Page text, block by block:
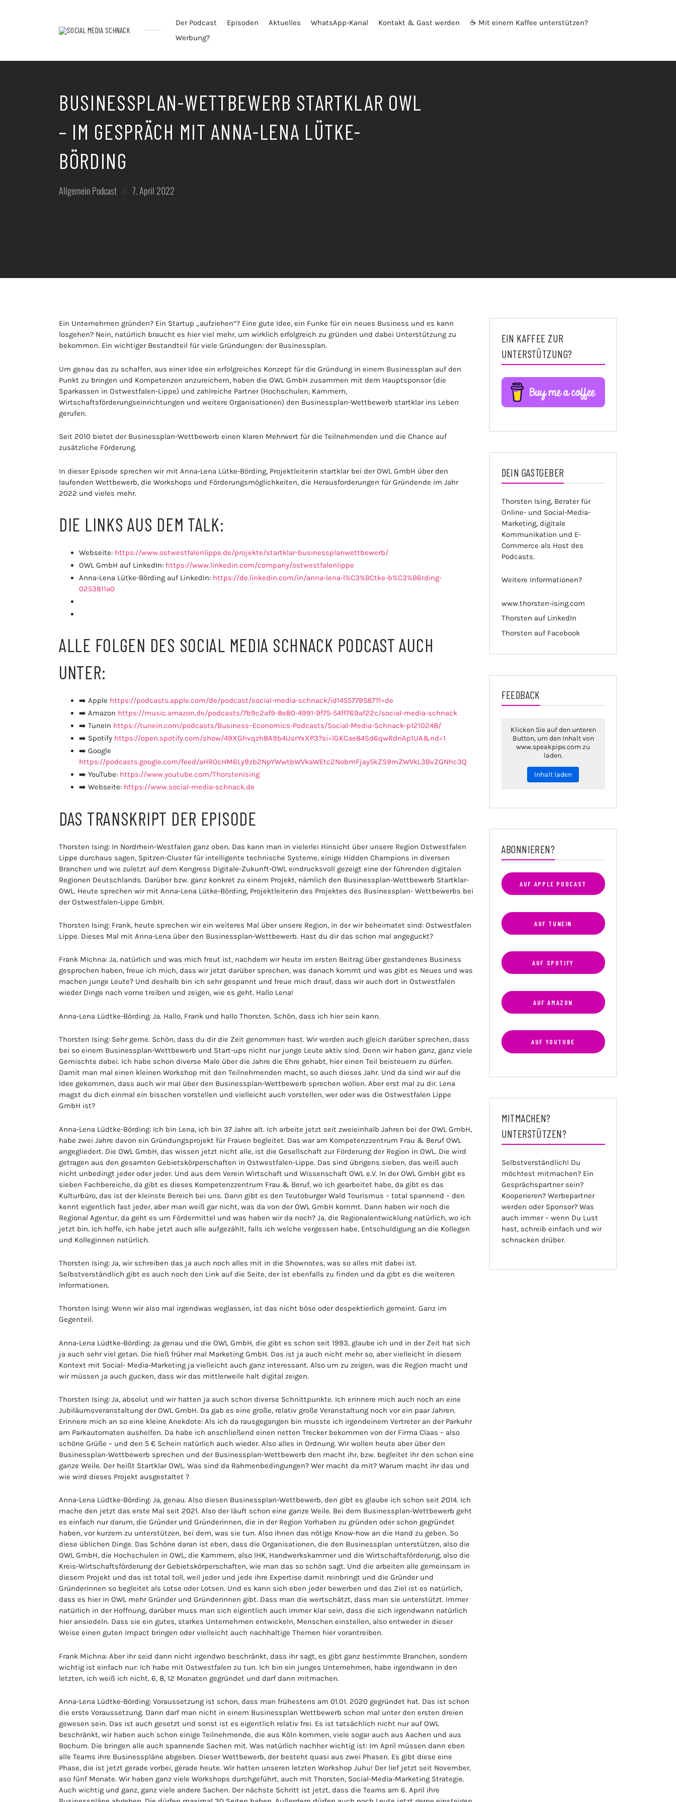
um
und
digitale
Thorsten
Ising
Der Podcast Episoden Aktuelles WhatsApp-Kanal Kontakt & Gast werden
☕ Mit einem Kaffee unterstützen?
Werbung?
BUSINESSPLAN-WETTBEWERB STARTKLAR OWL
– IM GESPRÄCH MIT ANNA-LENA LÜTKE-
BÖRDING
Posted
AllgemeinPodcast
Posted
7. April 2022
Ein Unternehmen gründen? Ein Startup „aufziehen“? Eine gute Idee, ein Funke für ein neues Business und es kann
losgehen? Nein, natürlich braucht es hier viel mehr, um wirklich erfolgreich zu gründen und dabei Unterstützung zu
bekommen. Ein wichtiger Bestandteil für viele Gründungen: der Businessplan.
Um genau das zu schaffen, aus einer Idee ein erfolgreiches Konzept für die Gründung in einem Businessplan auf den
Punkt zu bringen und Kompetenzen anzureichern, haben die OWL GmbH zusammen mit dem Hauptsponsor (die
Sparkassen in Ostwestfalen-Lippe) und zahlreiche Partner (Hochschulen, Kammern,
Wirtschaftsförderungseinrichtungen und weitere Organisationen) den Businessplan-Wettbewerb startklar ins Leben
gerufen.
Seit 2010 bietet der Businessplan-Wettbewerb einen klaren Mehrwert für die Teilnehmenden und die Chance auf
zusätzliche Förderung.
In dieser Episode sprechen wir mit Anna-Lena Lütke-Börding, Projektleiterin startklar bei der OWL GmbH über den
laufenden Wettbewerb, die Workshops und Förderungsmöglichkeiten, die Herausforderungen für Gründende im Jahr
2022 und vieles mehr.
DIE LINKS AUS DEM TALK:
Webseite: https://www.ostwestfalenlippe.de/projekte/startklar-businessplanwettbewerb/
OWL GmbH auf LinkedIn: https://www.linkedin.com/company/ostwestfalenlippe
Anna-Lena Lütke-Börding auf LinkedIn: https://de.linkedin.com/in/anna-lena-l%C3%BCtke-b%C3%B6rding-
0253811a0
ALLE FOLGEN DES SOCIAL MEDIA SCHNACK PODCAST AUCH
UNTER:
➡️ Apple https://podcasts.apple.com/de/podcast/social-media-schnack/id1455779587?l=de
➡️ Amazon https://music.amazon.de/podcasts/7b9c2af9-8e80-4991-9f75-54ff769af22c/social-media-schnack
➡️ TuneIn https://tunein.com/podcasts/Business–Economics-Podcasts/Social-Media-Schnack-p1210248/
➡️ Spotify https://open.spotify.com/show/49XGhvqzh8A9b4UsrYxXP3?si=lGKCae84Sd6qwRdriAp1UA&nd=1
➡️ Google
https://podcasts.google.com/feed/aHR0cHM6Ly9zb2NpYWwtbWVkaWEtc2NobmFjay5kZS9mZWVkL3BvZGNhc3Q
➡️ YouTube: https://www.youtube.com/ThorstenIsing
➡️ Webseite: https://www.social-media-schnack.de
DAS TRANSKRIPT DER EPISODE
Thorsten Ising: In Nordrhein-Westfalen ganz oben. Das kann man in vielerlei Hinsicht über unsere Region Ostwestfalen
Lippe durchaus sagen, Spitzen-Cluster für intelligente technische Systeme, einige Hidden Champions in diversen
Branchen und wie zuletzt auf dem Kongress Digitale-Zukunft-OWL eindrucksvoll gezeigt eine der führenden digitalen
Regionen Deutschlands. Darüber bzw. ganz konkret zu einem Projekt, nämlich den Businessplan-Wettbewerb Startklar-
OWL. Heute sprechen wir mit Anna-Lena Lütke-Börding, Projektleiterin des Projektes des Businessplan- Wettbewerbs bei
der Ostwestfalen-Lippe GmbH.
Thorsten Ising: Frank, heute sprechen wir ein weiteres Mal über unsere Region, in der wir beheimatet sind: Ostwestfalen
Lippe. Dieses Mal mit Anna-Lena über den Businessplan-Wettbewerb. Hast du dir das schon mal angeguckt?
Frank Michna: Ja, natürlich und was mich freut ist, nachdem wir heute im ersten Beitrag über gestandenes Business
gesprochen haben, freue ich mich, dass wir jetzt darüber sprechen, was danach kommt und was gibt es Neues und was
machen junge Leute? Und deshalb bin ich sehr gespannt und freue mich drauf, dass wir auch dort in Ostwestfalen
wieder Dinge nach vorne treiben und zeigen, wie es geht. Hallo Lena!
Anna-Lena Lüdtke-Börding: Ja. Hallo, Frank und hallo Thorsten. Schön, dass ich hier sein kann.
Thorsten Ising: Sehr gerne. Schön, dass du dir die Zeit genommen hast. Wir werden auch gleich darüber sprechen, dass
bei so einem Businessplan-Wettbewerb und Start-ups nicht nur junge Leute aktiv sind. Denn wir haben ganz, ganz viele
Gemischte dabei. Ich habe schon diverse Male über die Jahre die Ehre gehabt, hier einen Teil beisteuern zu dürfen.
Damit man mal einen kleinen Workshop mit den Teilnehmenden macht, so auch dieses Jahr. Und da sind wir auf die
Idee gekommen, dass auch wir mal über den Businessplan-Wettbewerb sprechen wollen. Aber erst mal zu dir. Lena
magst du dich einmal ein bisschen vorstellen und vielleicht auch vorstellen, wer oder was die Ostwestfalen Lippe
GmbH ist?
Anna-Lena Lüdtke-Börding: Ich bin Lena, ich bin 37 Jahre alt. Ich arbeite jetzt seit zweieinhalb Jahren bei der OWL GmbH,
habe zwei Jahre davon ein Gründungsprojekt für Frauen begleitet. Das war am Kompetenzzentrum Frau & Beruf OWL
angegliedert. Die OWL GmbH, das wissen jetzt nicht alle, ist die Gesellschaft zur Förderung der Region in OWL. Die wird
getragen aus den gesamten Gebietskörperschaften in Ostwestfalen-Lippe. Das sind übrigens sieben, das weiß auch
nicht unbedingt jeder oder jeder. Und aus dem Verein Wirtschaft und Wissenschaft OWL e.V. In der OWL GmbH gibt es
sieben Fachbereiche, da gibt es dieses Kompetenzzentrum Frau & Beruf, wo ich gearbeitet habe, da gibt es das
Kulturbüro, das ist der kleinste Bereich bei uns. Dann gibt es den Teutoburger Wald Tourismus – total spannend – den
kennt eigentlich fast jeder, aber man weiß gar nicht, was da von der OWL GmbH kommt. Dann haben wir noch die
Regional Agentur, da geht es um Fördermittel und was haben wir da noch? Ja, die Regionalentwicklung natürlich, wo ich
jetzt bin. Ich hoffe, ich habe jetzt auch alle aufgezählt, falls ich welche vergessen habe, Entschuldigung an die Kollegen
und Kolleginnen natürlich.
Thorsten Ising: Ja, wir schreiben das ja auch noch alles mit in die Shownotes, was so alles mit dabei ist.
Selbstverständlich gibt es auch noch den Link auf die Seite, der ist ebenfalls zu finden und da gibt es die weiteren
Informationen.
Thorsten Ising: Wenn wir also mal irgendwas weglassen, ist das nicht böse oder despektierlich gemeint. Ganz im
Gegenteil.
Anna-Lena Lüdtke-Börding: Ja genau und die OWL GmbH, die gibt es schon seit 1993, glaube ich und in der Zeit hat sich
ja auch sehr viel getan. Die hieß früher mal Marketing GmbH. Das ist ja auch nicht mehr so, aber vielleicht in diesem
Kontext mit Social- Media-Marketing ja vielleicht auch ganz interessant. Also um zu zeigen, was die Region macht und
wir müssen ja auch gucken, dass wir das mittlerweile halt digital zeigen.
Thorsten Ising: Ja, absolut und wir hatten ja auch schon diverse Schnittpunkte. Ich erinnere mich auch noch an eine
Jubiläumsveranstaltung der OWL GmbH. Da gab es eine große, relativ große Veranstaltung noch vor ein paar Jahren.
Erinnere mich an so eine kleine Anekdote: Als ich da rausgegangen bin musste ich irgendeinem Vertreter an der Parkuhr
am Parkautomaten aushelfen. Da habe ich anschließend einen netten Trecker bekommen von der Firma Claas – also
schöne Grüße – und den 5 € Schein natürlich auch wieder. Also alles in Ordnung. Wir wollen heute aber über den
Businessplan-Wettbewerb sprechen und der Businessplan-Wettbewerb den macht ihr, bzw. begleitet ihr den schon eine
ganze Weile. Der heißt Startklar OWL. Was sind da Rahmenbedingungen? Wer macht da mit? Warum macht ihr das und
wie wird dieses Projekt ausgestaltet ?
Anna-Lena Lüdtke-Börding: Ja, genau. Also diesen Businessplan-Wettbewerb, den gibt es glaube ich schon seit 2014. Ich
mache den jetzt das erste Mal seit 2021. Also der läuft schon eine ganze Weile. Bei dem Businessplan-Wettbewerb geht
es einfach nur darum, die Gründer und Gründerinnen, die in der Region Vorhaben zu gründen oder schon gegründet
haben, vor kurzem zu unterstützen, bei dem, was sie tun. Also ihnen das nötige Know-how an die Hand zu geben. So
diese üblichen Dinge. Das Schöne daran ist eben, dass die Organisationen, die den Businessplan unterstützen, also die
OWL GmbH, die Hochschulen in OWL, die Kammern, also IHK, Handwerkskammer und die Wirtschaftsförderung, also die
Kreis-Wirtschaftsförderung der Gebietskörperschaften, wie man das so schön sagt. Und die arbeiten alle gemeinsam in
diesem Projekt und das ist total toll, weil jeder und jede ihre Expertise damit reinbringt und die Gründer und
Gründerinnen so begleitet als Lotse oder Lotsen. Und es kann sich eben jeder bewerben und das Ziel ist es natürlich,
dass es hier in OWL mehr Gründer und Gründerinnen gibt. Dass man die wertschätzt, dass man sie unterstützt. Immer
natürlich in der Hoffnung, darüber muss man sich eigentlich auch immer klar sein, dass die sich irgendwann natürlich
hier ansiedeln. Dass sie ein gutes, starkes Unternehmen entwickeln, Menschen einstellen, also entweder in dieser
Weise einen guten Impact bringen oder vielleicht auch nachhaltige Themen hier vorantreiben.
Frank Michna: Aber ihr seid dann nicht irgendwo beschränkt, dass ihr sagt, es gibt ganz bestimmte Branchen, sondern
wichtig ist einfach nur: Ich habe mit Ostwestfalen zu tun. Ich bin ein junges Unternehmen, habe irgendwann in den
letzten, ich weiß ich nicht, 6, 8, 12 Monaten gegründet und darf dann mitmachen.
Anna-Lena Lüdtke-Börding: Voraussetzung ist schon, dass man frühestens am 01.01. 2020 gegründet hat. Das ist schon
die erste Voraussetzung. Dann darf man nicht in einem Businessplan Wettbewerb schon mal unter den ersten dreien
gewesen sein. Das ist auch gesetzt und sonst ist es eigentlich relativ frei. Es ist tatsächlich nicht nur auf OWL
beschränkt, wir haben auch schon einige Teilnehmende, die aus Köln kommen, viele sogar auch aus Aachen und aus
Bochum. Die bringen alle auch spannende Sachen mit. Was natürlich nachher wichtig ist: Im April müssen dann eben
alle Teams ihre Businesspläne abgeben. Dieser Wettbewerb, der besteht quasi aus zwei Phasen. Es gibt diese eine
Phase, die ist jetzt gerade vorbei, gerade heute. Wir hatten unseren letzten Workshop Juhu! Der lief jetzt seit November,
aso fünf Monate. Wir haben ganz viele Workshops durchgeführt, auch mit Thorsten, Social-Media-Marketing Strategie.
Auch wichtig und ganz, ganz viele andere Sachen. Der nächste Schritt ist jetzt, dass die Teams am 6. April ihre
EIN KAFFEE ZUR
UNTERSTÜTZUNG?
DEIN GASTGEBER
Thorsten Ising, Berater für
Online- und Social-Media-
Marketing, digitale
Kommunikation und E-
Commerce als Host des
Podcasts.
Weitere Informationen?
www.thorsten-ising.com
Thorsten auf LinkedIn
Thorsten auf Facebook
FEEDBACK
Klicken Sie auf den unteren
Button, um den Inhalt von
www.speakpipe.com zu
laden.
Inhalt laden
ABONNIEREN?
AUF APPLE PODCAST
AUF TUNEIN
AUF SPOTIFY
AUF AMAZON
AUF YOUTUBE
MITMACHEN?
UNTERSTÜTZEN?
Selbstverständlich! Du
möchtest mitmachen? Ein
Gesprächspartner sein?
Kooperieren? Werbepartner
werden oder Sponsor? Was
auch immer – wenn Du Lust
hast, schreib einfach und wir
schnacken drüber.